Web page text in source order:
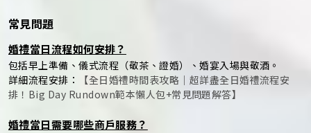
常見問題
婚禮當日流程如何安排？
包括早上準備、儀式流程（敬茶、證婚）、婚宴入場與敬酒。
詳細流程安排：
【全日婚禮時間表攻略｜超詳盡全日婚禮流程安
排！Big Day Rundown範本懶人包+常見問題解答】
婚禮當日需要哪些商戶服務？